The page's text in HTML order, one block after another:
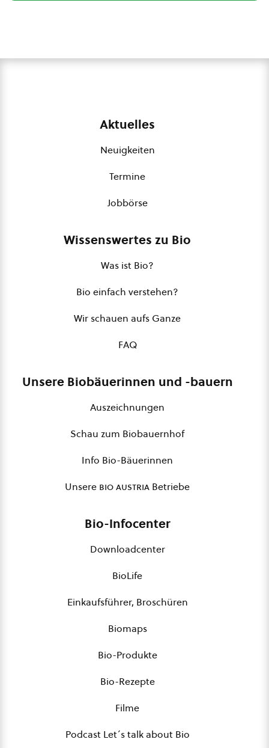
Aktuelles
Neuigkeiten
Termine
Jobbörse
Wissenswertes zu Bio
Was ist Bio?
Bio einfach verstehen?
Wir schauen aufs Ganze
FAQ
Unsere Biobäuerinnen und -bauern
Auszeichnungen
Schau zum Biobauernhof
Info Bio-Bäuerinnen
Unsere bio austria Betriebe
Bio-Infocenter
Downloadcenter
BioLife
Einkaufsführer, Broschüren
Biomaps
Bio-Produkte
Bio-Rezepte
Filme
Podcast Let´s talk about Bio